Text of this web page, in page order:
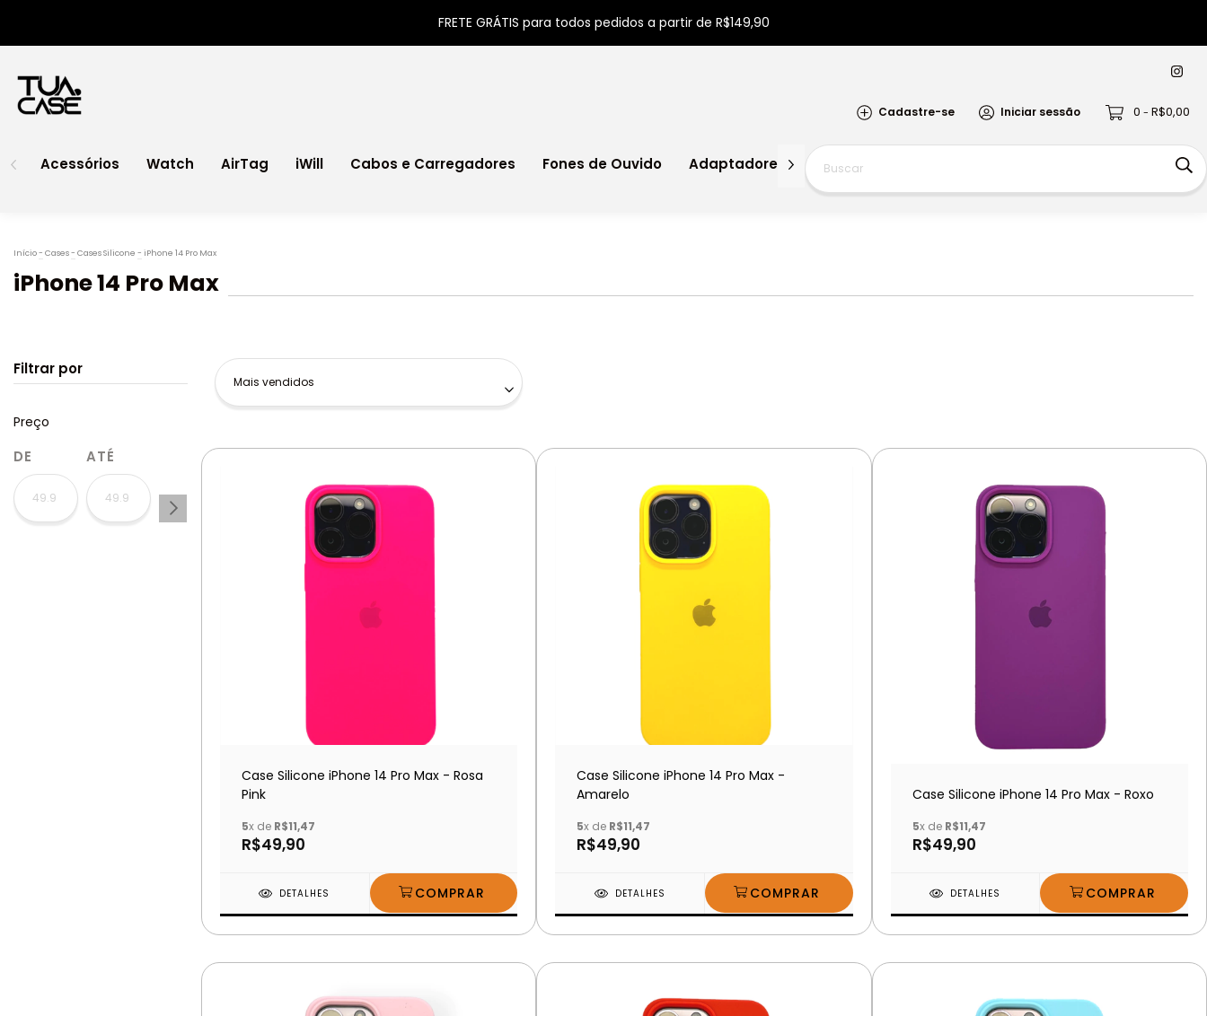
FRETE GRÁTIS para todos pedidos a partir de R$149,90
Cadastre-se Iniciar sessão 0 - R$0,00
Acessórios Watch AirTag iWill Cabos e Carregadores Fones de Ouvido Adaptadores Películas
Início- Cases- Cases Silicone - iPhone 14 Pro Max
iPhone 14 Pro Max
Filtrar por
Preço
DE ATÉ
Case Silicone iPhone 14 Pro Max - Rosa
Pink
5x de R$11,47
R$49,90
DETALHES
Case Silicone iPhone 14 Pro Max -
Amarelo
5x de R$11,47
R$49,90
DETALHES
Case Silicone iPhone 14 Pro Max - Roxo
5x de R$11,47
R$49,90
DETALHES